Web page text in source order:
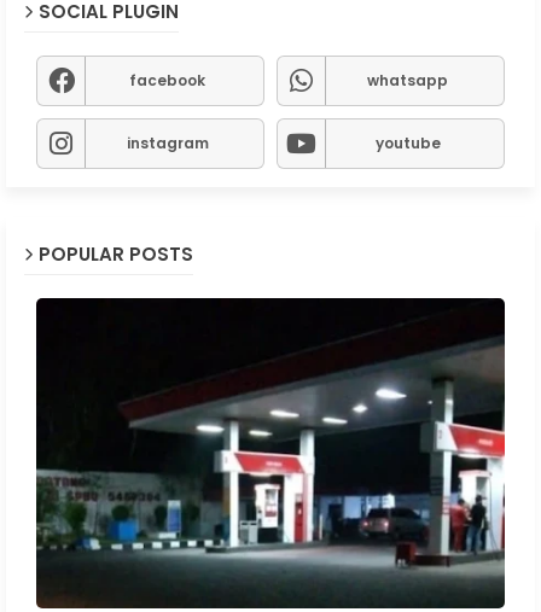
SOCIAL PLUGIN
facebook whatsapp
instagram youtube
POPULAR POSTS